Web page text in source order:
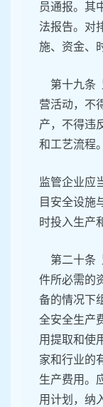
员通报。其
法报告。对
施、资金、
第十九条
营活动，不
产，不得违
和工艺流程。
监管企业应
目安全设施
时投入生产
第二十条
件所必需的
备的情况下
全安全生产
用提取和使
家和行业的
生产费用。
用计划，纳